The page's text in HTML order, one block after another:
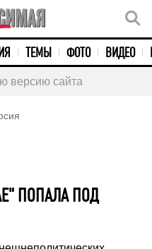
ТЕМЫ ФОТО ВИДЕО
версию сайта
ПОПАЛА ПОД